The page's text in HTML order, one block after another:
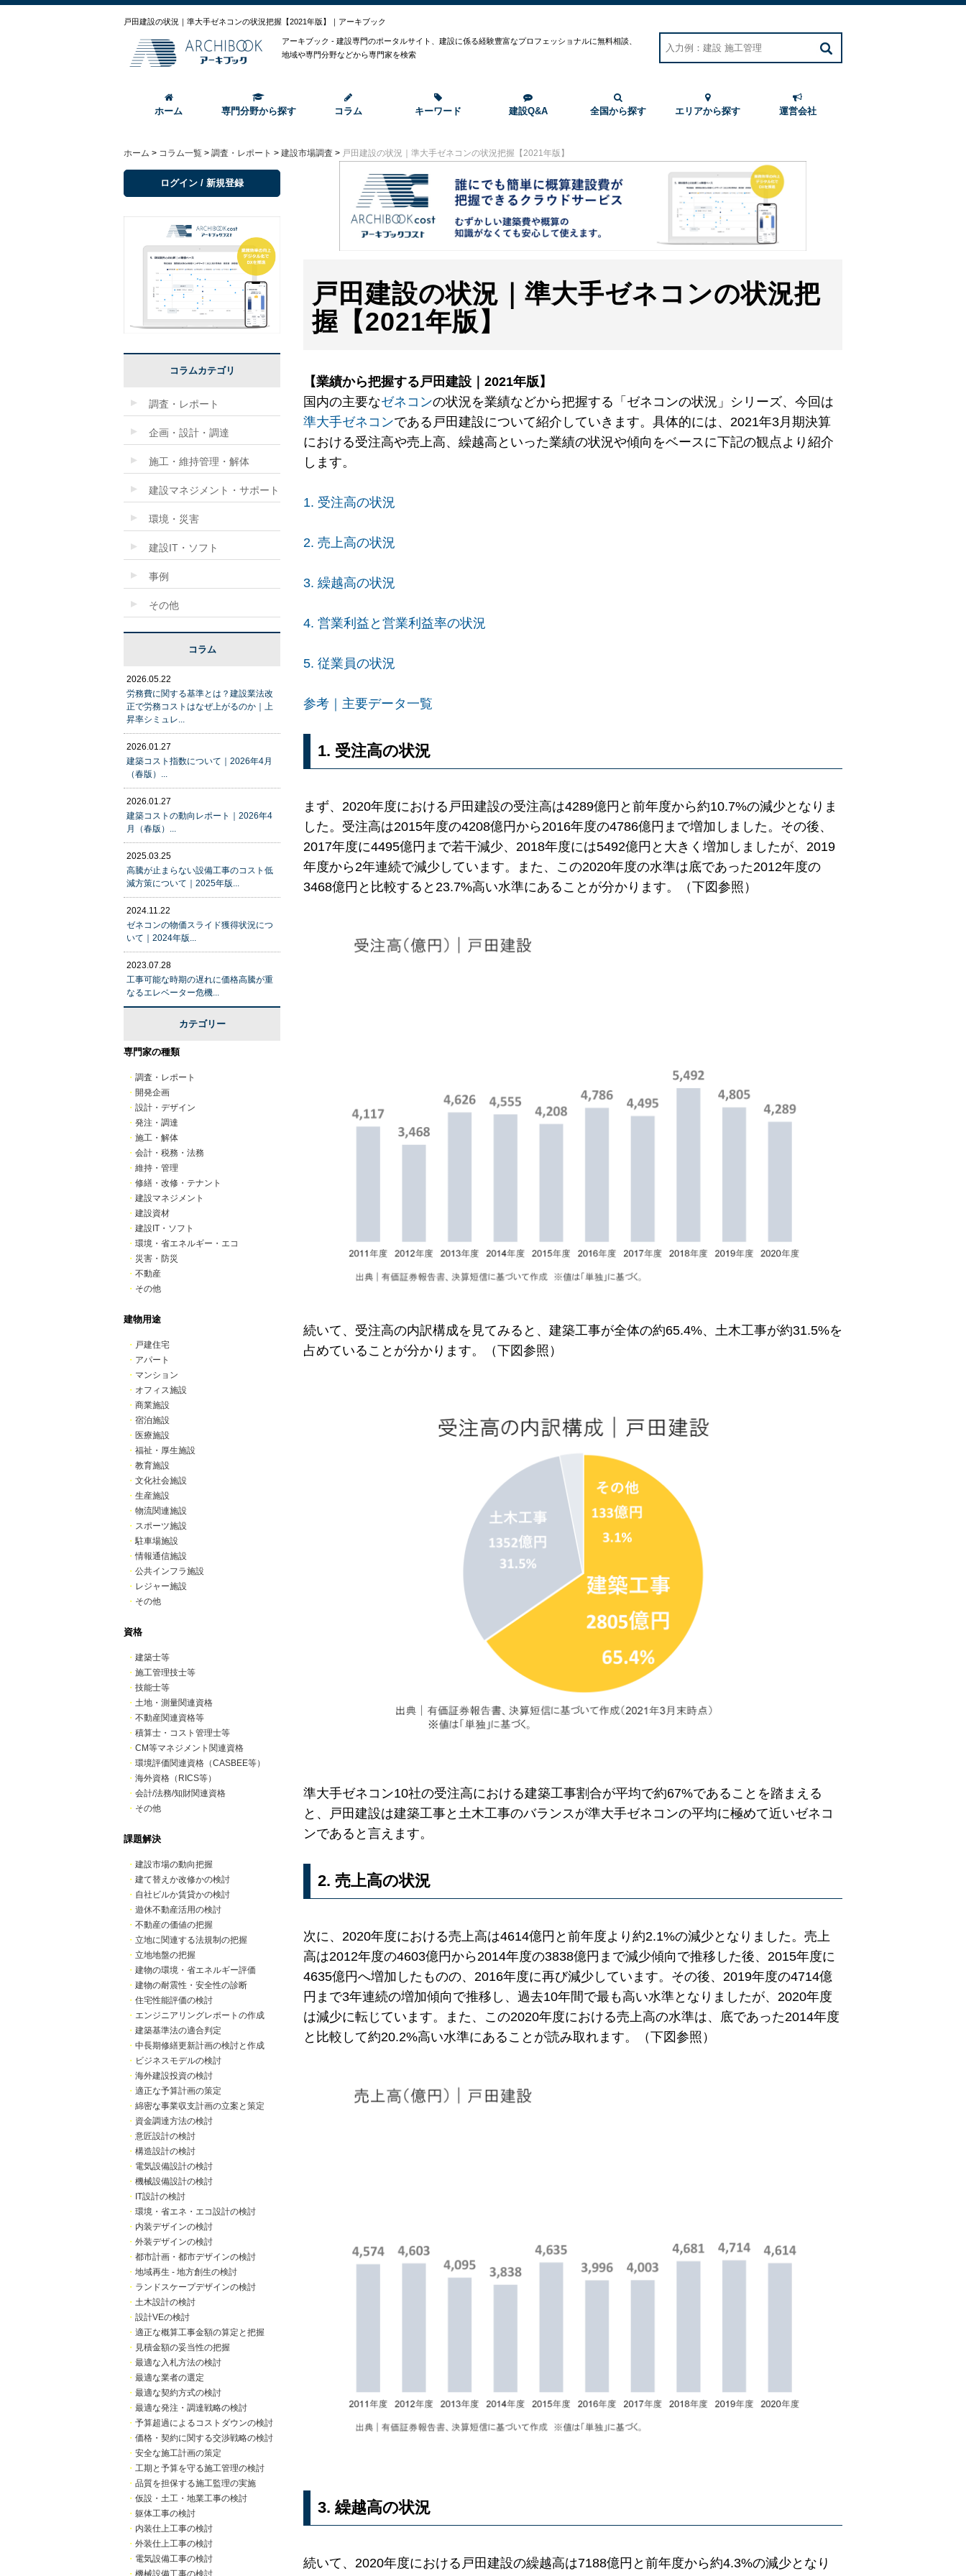
戸田建設の状況｜準大手ゼネコンの状況把握【2021年版】｜アーキブック
アーキブック - 建設専門のポータルサイト、建設に係る経験豊富なプロフェッショナルに無料相談、
地域や専門分野などから専門家を検索
ホーム 専門分野から探す コラム キーワード 建設Q&A 全国から探す エリアから探す 運営会社
ホーム > コラム一覧 > 調査・レポート > 建設市場調査 > 戸田建設の状況｜準大手ゼネコンの状況把握【2021年版】
戸田建設の状況｜準大手ゼネコンの状況把
握【2021年版】
【業績から把握する戸田建設｜2021年版】
国内の主要なゼネコンの状況を業績などから把握する「ゼネコンの状況」シリーズ、今回は
準大手ゼネコンである戸田建設について紹介していきます。具体的には、2021年3月期決算
における受注高や売上高、繰越高といった業績の状況や傾向をベースに下記の観点より紹介
します。
1. 受注高の状況
2. 売上高の状況
3. 繰越高の状況
4. 営業利益と営業利益率の状況
5. 従業員の状況
参考｜主要データ一覧
1. 受注高の状況
まず、2020年度における戸田建設の受注高は4289億円と前年度から約10.7%の減少となりま
した。受注高は2015年度の4208億円から2016年度の4786億円まで増加しました。その後、
2017年度に4495億円まで若干減少、2018年度には5492億円と大きく増加しましたが、2019
年度から2年連続で減少しています。また、この2020年度の水準は底であった2012年度の
3468億円と比較すると23.7%高い水準にあることが分かります。（下図参照）
続いて、受注高の内訳構成を見てみると、建築工事が全体の約65.4%、土木工事が約31.5%を
占めていることが分かります。（下図参照）
準大手ゼネコン10社の受注高における建築工事割合が平均で約67%であることを踏まえる
と、戸田建設は建築工事と土木工事のバランスが準大手ゼネコンの平均に極めて近いゼネコ
ンであると言えます。
2. 売上高の状況
次に、2020年度における売上高は4614億円と前年度より約2.1%の減少となりました。売上
高は2012年度の4603億円から2014年度の3838億円まで減少傾向で推移した後、2015年度に
4635億円へ増加したものの、2016年度に再び減少しています。その後、2019年度の4714億
円まで3年連続の増加傾向で推移し、過去10年間で最も高い水準となりましたが、2020年度
は減少に転じています。また、この2020年度における売上高の水準は、底であった2014年度
と比較して約20.2%高い水準にあることが読み取れます。（下図参照）
3. 繰越高の状況
続いて、2020年度における戸田建設の繰越高は7188億円と前年度から約4.3%の減少となり
ログイン / 新規登録
コラムカテゴリ
調査・レポート
企画・設計・調達
施工・維持管理・解体
建設マネジメント・サポート
環境・災害
建設IT・ソフト
事例
その他
コラム
2026.05.22
労務費に関する基準とは？建設業法改
正で労務コストはなぜ上がるのか｜上
昇率シミュレ...
2026.01.27
建築コスト指数について｜2026年4月
（春版）...
2026.01.27
建築コストの動向レポート｜2026年4
月（春版）...
2025.03.25
高騰が止まらない設備工事のコスト低
減方策について｜2025年版...
2024.11.22
ゼネコンの物価スライド獲得状況につ
いて｜2024年版...
2023.07.28
工事可能な時期の遅れに価格高騰が重
なるエレベーター危機...
カテゴリー
専門家の種類
・ 調査・レポート
・ 開発企画
・ 設計・デザイン
・ 発注・調達
・ 施工・解体
・ 会計・税務・法務
・ 維持・管理
・ 修繕・改修・テナント
・ 建設マネジメント
・ 建設資材
・ 建設IT・ソフト
・ 環境・省エネルギー・エコ
・ 災害・防災
・ 不動産
・ その他
建物用途
・ 戸建住宅
・ アパート
・ マンション
・ オフィス施設
・ 商業施設
・ 宿泊施設
・ 医療施設
・ 福祉・厚生施設
・ 教育施設
・ 文化社会施設
・ 生産施設
・ 物流関連施設
・ スポーツ施設
・駐車場施設
・情報通信施設
・ 公共インフラ施設
・ レジャー施設
・ その他
資格
・ 建築士等
・ 施工管理技士等
・ 技能士等
・ 土地・測量関連資格
・ 不動産関連資格等
・ 積算士・コスト管理士等
・ CM等マネジメント関連資格
・ 環境評価関連資格（CASBEE等）
・ 海外資格（RICS等）
・ 会計/法務/知財関連資格
・ その他
課題解決
・ 建設市場の動向把握
・ 建て替えか改修かの検討
・ 自社ビルか賃貸かの検討
・ 遊休不動産活用の検討
・ 不動産の価値の把握
・ 立地に関連する法規制の把握
・ 立地地盤の把握
・ 建物の環境・省エネルギー評価
・ 建物の耐震性・安全性の診断
・ 住宅性能評価の検討
・ エンジニアリングレポートの作成
・ 建築基準法の適合判定
・ 中長期修繕更新計画の検討と作成
・ ビジネスモデルの検討
・ 海外建設投資の検討
・ 適正な予算計画の策定
・ 綿密な事業収支計画の立案と策定
・ 資金調達方法の検討
・ 意匠設計の検討
・ 構造設計の検討
・ 電気設備設計の検討
・ 機械設備設計の検討
・ IT設計の検討
・ 環境・省エネ・エコ設計の検討
・ 内装デザインの検討
・ 外装デザインの検討
・ 都市計画・都市デザインの検討
・ 地域再生 - 地方創生の検討
・ ランドスケープデザインの検討
・ 土木設計の検討
・ 設計VEの検討
・ 適正な概算工事金額の算定と把握
・ 見積金額の妥当性の把握
・ 最適な入札方法の検討
・ 最適な業者の選定
・ 最適な契約方式の検討
・ 最適な発注・調達戦略の検討
・ 予算超過によるコストダウンの検討
・ 価格・契約に関する交渉戦略の検討
・ 安全な施工計画の策定
・ 工期と予算を守る施工管理の検討
・ 品質を担保する施工監理の実施
・ 仮設・土工・地業工事の検討
・ 躯体工事の検討
・ 内装仕上工事の検討
・ 外装仕上工事の検討
・ 電気設備工事の検討
・ 機械設備工事の検討